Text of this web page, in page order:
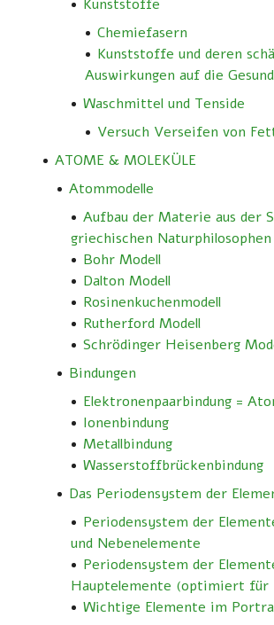
Kunststoffe
Chemiefasern
Kunststoffe und deren
Auswirkungen auf die
Waschmittel und Tenside
Versuch Verseifen von
ATOME & MOLEKÜLE
Atommodelle
Aufbau der Materie aus der
griechischen Naturphilosophen
Bohr Modell
Dalton Modell
Rosinenkuchenmodell
Rutherford Modell
Schrödinger Heisenberg
Bindungen
Elektronenpaarbindung =
Ionenbindung
Metallbindung
Wasserstoffbrückenbindung
Das Periodensystem der
Periodensystem der
und Nebenelemente
Periodensystem der
Hauptelemente (optimiert für
Wichtige Elemente im